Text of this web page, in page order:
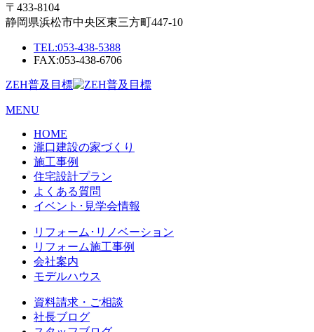
〒433-8104
静岡県浜松市中央区東三方町447-10
TEL:053-438-5388
FAX:053-438-6706
ZEH普及目標
MENU
HOME
瀧口建設の家づくり
施工事例
住宅設計プラン
よくある質問
イベント･見学会情報
リフォーム･リノベーション
リフォーム施工事例
会社案内
モデルハウス
資料請求・ご相談
社長ブログ